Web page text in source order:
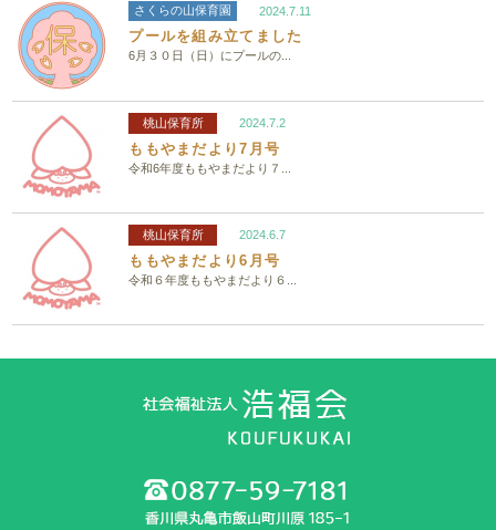
さくらの山保育園 2024.7.11
プールを組み立てました
6月３０日（日）にプールの...
桃山保育所 2024.7.2
ももやまだより7月号
令和6年度ももやまだより７...
桃山保育所 2024.6.7
ももやまだより6月号
令和６年度ももやまだより６...